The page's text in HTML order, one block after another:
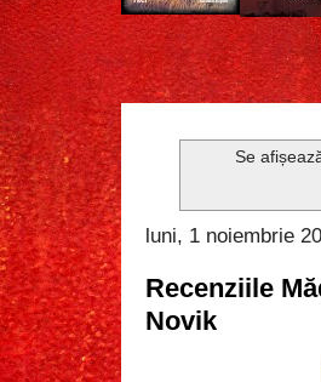
Se
luni, 1 noiembrie
Recenziile
Novik